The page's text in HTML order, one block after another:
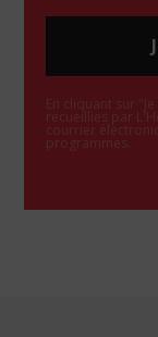
En cliquant sur
recueillies par
courrier
programmes.